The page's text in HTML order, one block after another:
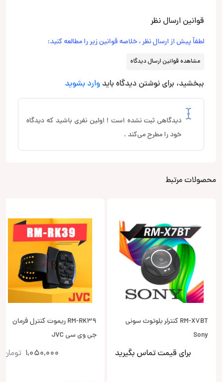
قوانین ارسال نظر
لطفاً پیش از ارسال نظر ، خلاصه قوانین زیر را مطالعه کنید:
مشاهده قوانین ارسال دیدگاه
ببخشید، برای نوشتن دیدگاه باید وارد بشوید
دیدگاهی ثبت نشده است ! اولین نفری باشید که دیدگاه
خود را مطرح می‌کند .
محصولات مرتبط
RM-X7BT کنترلر بلوتوث سونی
Sony
برای قیمت تماس بگیرید
RM-RK39 ریموت کنترل فرمان
جی وی سی JVC
1,050,000 تومان